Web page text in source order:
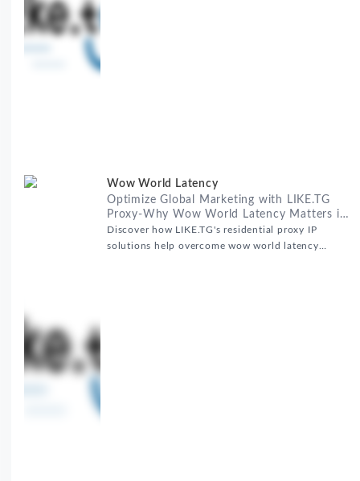
Wow World Latency
Optimize Global Marketing with LIKE.TG
Proxy-Why Wow World Latency Matters in
Global Marketing
Discover how LIKE.TG's residential proxy IP
solutions help overcome wow world latency